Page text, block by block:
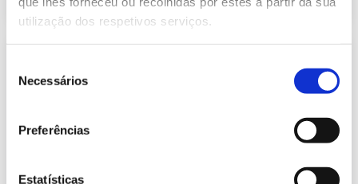
utilização dos respetivos serviços.
Necessários
Preferências
Estatísticas
256.74 Kb 2024